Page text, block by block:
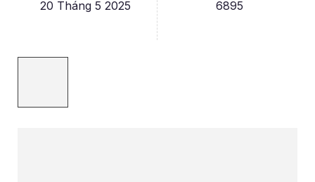
20 Tháng 5 2025
6895